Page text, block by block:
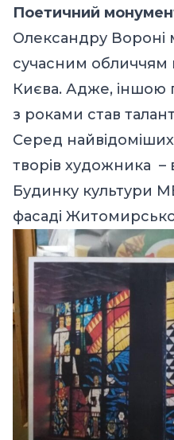
Поетичний
Олександру
сучасним обличчям
Києва. Адже, іншою
з роками став
Серед
творів художника –
Будинку культури
фасаді